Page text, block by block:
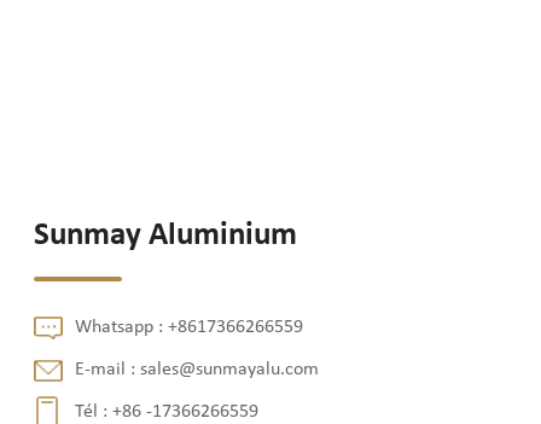
Sunmay Aluminium
Whatsapp :+8617366266559
E-mail :sales@sunmayalu.com
Tél :+86 -17366266559